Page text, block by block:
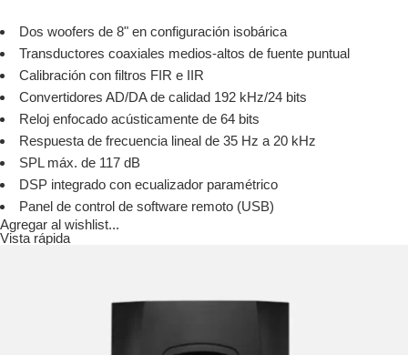
Dos woofers de 8" en configuración isobárica
Transductores coaxiales medios-altos de fuente puntual
Calibración con filtros FIR e IIR
Convertidores AD/DA de calidad 192 kHz/24 bits
Reloj enfocado acústicamente de 64 bits
Respuesta de frecuencia lineal de 35 Hz a 20 kHz
SPL máx. de 117 dB
DSP integrado con ecualizador paramétrico
Panel de control de software remoto (USB)
Agregar al wishlist...
Vista rápida